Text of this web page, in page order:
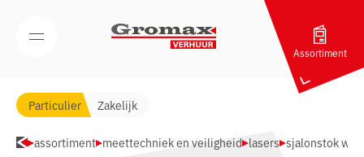
Open/Sluit mobiel menu
Assortiment
Particulier Zakelijk
assortiment meettechniek en veiligheid lasers sjalonstok